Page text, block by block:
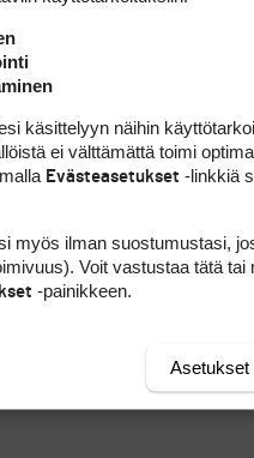
käsittelyyn näihin
ei välttämättä toimi
Evästeasetukset -linkkiä
myös ilman suostumustasi,
Voit vastustaa tätä tai
-painikkeen.
Asetukset